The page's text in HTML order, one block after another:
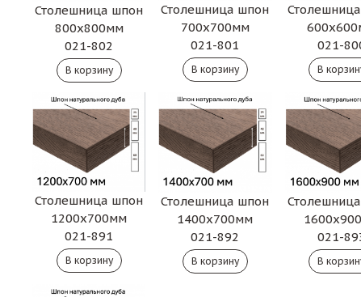
Столешница шпон
800х800мм
021-802
Столешница шпон
700х700мм
021-801
021-
Столешница шпон
1200х700мм
021-891
Столешница шпон
1400х700мм
021-892
021-